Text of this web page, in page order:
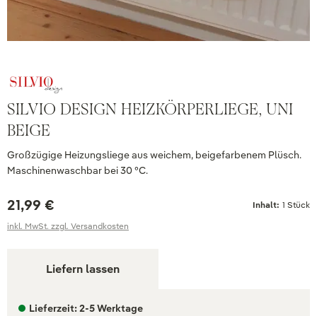
SILVIO DESIGN HEIZKÖRPERLIEGE, UNI
BEIGE
Großzügige Heizungsliege aus weichem, beigefarbenem Plüsch.
Maschinenwaschbar bei 30 °C.
21,99 € Inhalt: 1 Stück
inkl. MwSt. zzgl. Versandkosten
Liefern lassen
Lieferzeit: 2-5 Werktage